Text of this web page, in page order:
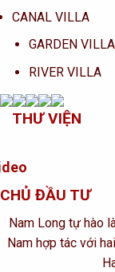
CANAL VILLA
GARDEN VILLA
RIVER VILLA
THƯ VIỆN
CHỦ ĐẦU TƯ
Nam Long tự hào
Nam hợp tác với